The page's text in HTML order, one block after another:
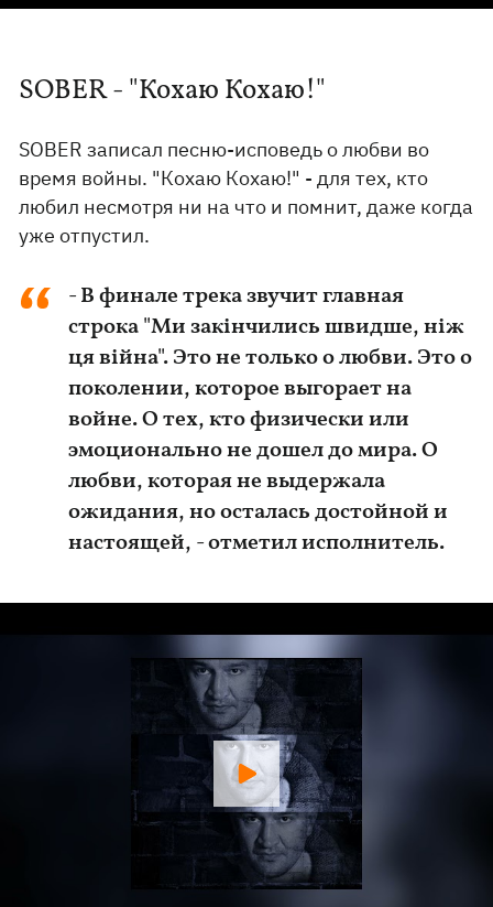
SOBER - "Кохаю Кохаю!"
SOBER записал песню-исповедь о любви во
время войны. "Кохаю Кохаю!" - для тех, кто
любил несмотря ни на что и помнит, даже когда
уже отпустил.
- В финале трека звучит главная
строка "Ми закінчились швидше, ніж
ця війна". Это не только о любви. Это о
поколении, которое выгорает на
войне. О тех, кто физически или
эмоционально не дошел до мира. О
любви, которая не выдержала
ожидания, но осталась достойной и
настоящей, - отметил исполнитель.